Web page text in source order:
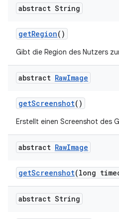
abstract String
getRegion()
Gibt die Region des Nutzers
abstract RawImage
getScreenshot()
Erstellt einen Screenshot des
abstract RawImage
getScreenshot(long
abstract String